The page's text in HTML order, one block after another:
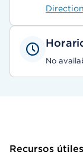
No
Recursos útiles